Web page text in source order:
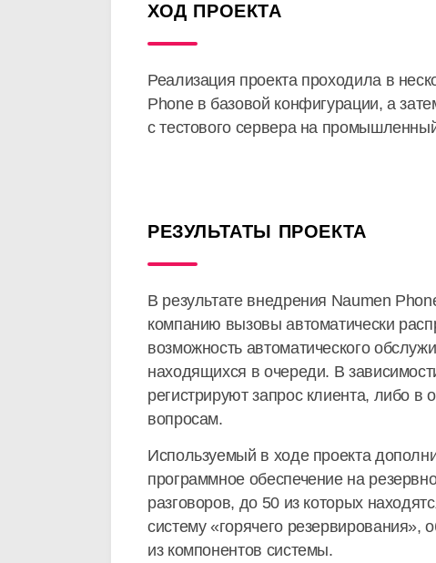
ХОД ПРОЕКТА
Реализация проекта проходила в
Phone в базовой конфигурации, а
с тестового сервера на
РЕЗУЛЬТАТЫ ПРОЕКТА
В результате внедрения Naumen
компанию вызовы автоматически
возможность автоматического
находящихся в очереди. В
регистрируют запрос клиента, либо
вопросам.
Используемый в ходе проекта
программное обеспечение на
разговоров, до 50 из которых
систему «горячего
из компонентов системы.